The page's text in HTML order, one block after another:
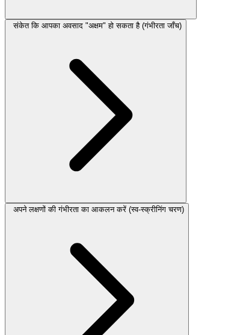
संकेत कि आपका अवसाद "अक्षम" हो सकता है (गंभीरता जाँच)
अपने लक्षणों की गंभीरता का आकलन करें (स्व-स्क्रीनिंग चरण)